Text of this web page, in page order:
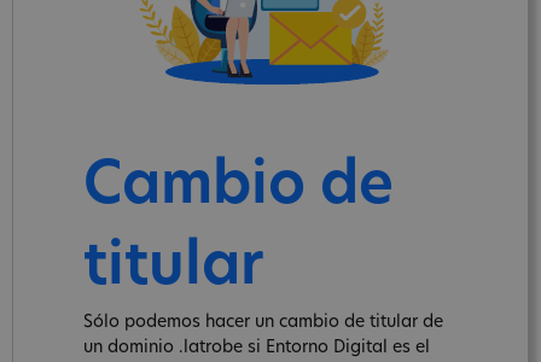
Cambio de
titular
Sólo podemos hacer un cambio de titular de
un dominio .latrobe si Entorno Digital es el